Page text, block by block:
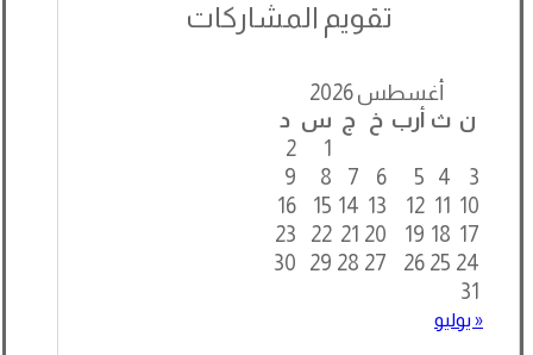
تقويم المشاركات
أغسطس 2026
ن ث أرب خ ج س د
1
2
3
4
5
6
7
8
9
10
11
12
13
14
15
16
17
18
19
20
21
22
23
24
25
26
27
28
29
30
31
« يوليو